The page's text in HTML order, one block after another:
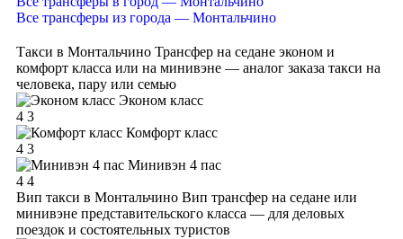
Все трансферы из города — Монтальчино
Такси в Монтальчино Трансфер на седане эконом и
комфорт класса или на минивэне — аналог заказа такси на
человека, пару или семью
Эконом класс
4 3
Комфорт класс
4 3
Минивэн 4 пас
4 4
Вип такси в Монтальчино Вип трансфер на седане или
минивэне представительского класса — для деловых
поездок и состоятельных туристов